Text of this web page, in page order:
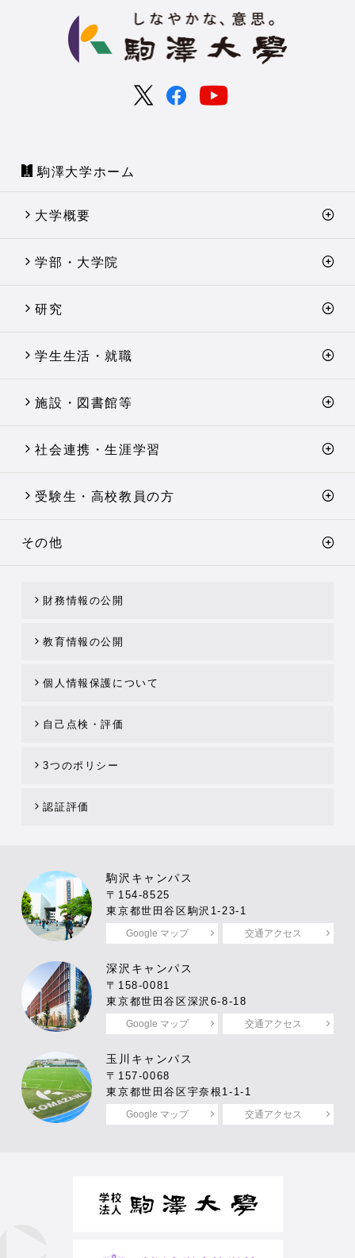
駒澤大学ホーム
大学概要
学部・大学院
研究
学生生活・就職
施設・図書館等
社会連携・生涯学習
受験生・高校教員の方
その他
財務情報の公開
教育情報の公開
個人情報保護について
自己点検・評価
3つのポリシー
認証評価
駒沢キャンパス
〒154-8525
東京都世田谷区駒沢1-23-1
Google マップ 交通アクセス
深沢キャンパス
〒158-0081
東京都世田谷区深沢6-8-18
Google マップ 交通アクセス
玉川キャンパス
〒157-0068
東京都世田谷区宇奈根1-1-1
Google マップ 交通アクセス